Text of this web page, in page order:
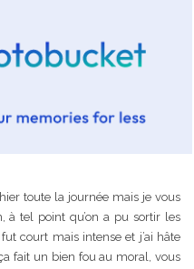
toute la journée mais je vous
à tel point qu’on a pu sortir les
court mais intense et j’ai hâte
fait un bien fou au moral, vous